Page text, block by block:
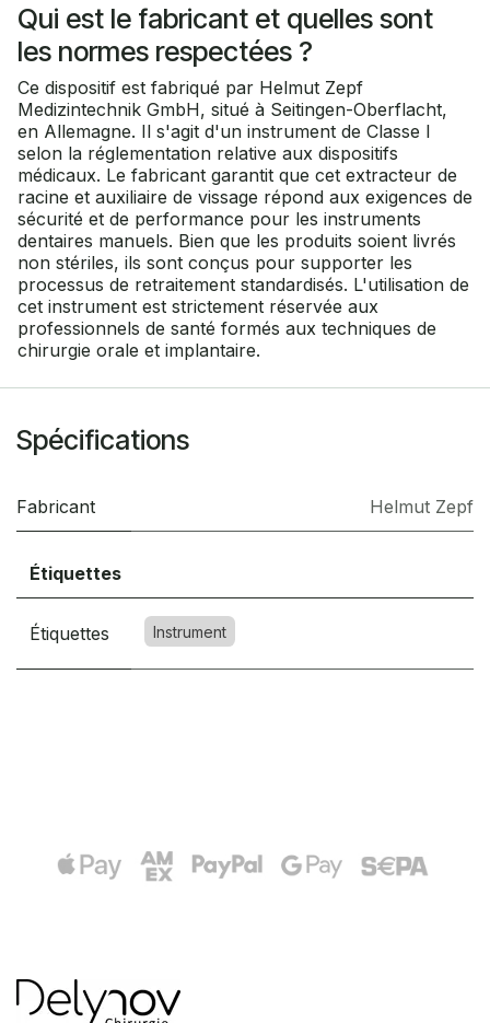
Qui est le fabricant et quelles sont
les normes respectées ?
Ce dispositif est fabriqué par Helmut Zepf
Medizintechnik GmbH, situé à Seitingen-Oberflacht,
en Allemagne. Il s'agit d'un instrument de Classe I
selon la réglementation relative aux dispositifs
médicaux. Le fabricant garantit que cet extracteur de
racine et auxiliaire de vissage répond aux exigences de
sécurité et de performance pour les instruments
dentaires manuels. Bien que les produits soient livrés
non stériles, ils sont conçus pour supporter les
processus de retraitement standardisés. L'utilisation de
cet instrument est strictement réservée aux
professionnels de santé formés aux techniques de
chirurgie orale et implantaire.
Spécifications
Fabricant Helmut Zepf
Étiquettes
Étiquettes Instrument